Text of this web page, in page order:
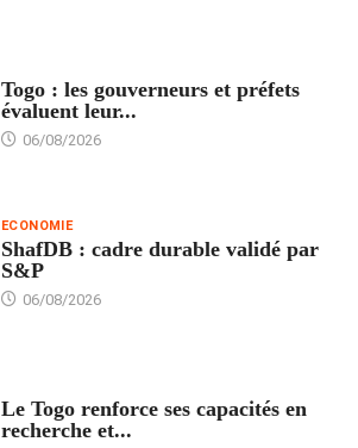
Togo : les gouverneurs et préfets
évaluent leur...
06/08/2026
ECONOMIE
ShafDB : cadre durable validé par
S&P
06/08/2026
Le Togo renforce ses capacités en
recherche et...